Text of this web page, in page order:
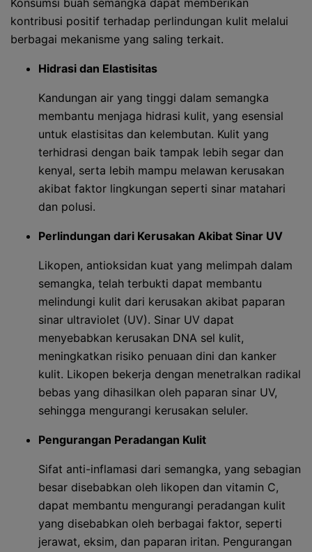
Konsumsi buah semangka dapat memberikan
kontribusi positif terhadap perlindungan kulit melalui
berbagai mekanisme yang saling terkait.
Hidrasi dan Elastisitas
Kandungan air yang tinggi dalam semangka
membantu menjaga hidrasi kulit, yang esensial
untuk elastisitas dan kelembutan. Kulit yang
terhidrasi dengan baik tampak lebih segar dan
kenyal, serta lebih mampu melawan kerusakan
akibat faktor lingkungan seperti sinar matahari
dan polusi.
Perlindungan dari Kerusakan Akibat Sinar UV
Likopen, antioksidan kuat yang melimpah dalam
semangka, telah terbukti dapat membantu
melindungi kulit dari kerusakan akibat paparan
sinar ultraviolet (UV). Sinar UV dapat
menyebabkan kerusakan DNA sel kulit,
meningkatkan risiko penuaan dini dan kanker
kulit. Likopen bekerja dengan menetralkan radikal
bebas yang dihasilkan oleh paparan sinar UV,
sehingga mengurangi kerusakan seluler.
Pengurangan Peradangan Kulit
Sifat anti-inflamasi dari semangka, yang sebagian
besar disebabkan oleh likopen dan vitamin C,
dapat membantu mengurangi peradangan kulit
yang disebabkan oleh berbagai faktor, seperti
jerawat, eksim, dan paparan iritan. Pengurangan